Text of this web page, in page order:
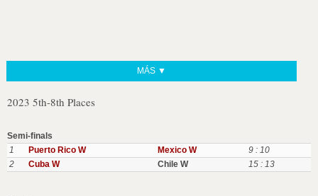
MÁS ▼
2023 5th-8th Places
Semi-finals
1
Puerto Rico W Mexico W
9 : 10
2
Cuba W Chile W 15 : 13